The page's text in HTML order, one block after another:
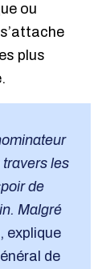
ou
s’attache
plus
travers les
de
Malgré
, explique
de